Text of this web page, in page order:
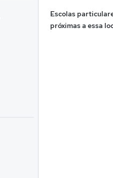
Escolas
próximas a essa